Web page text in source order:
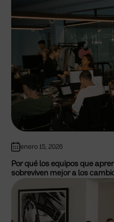
enero 15, 2026
Por qué los equipos que
sobreviven mejor a los